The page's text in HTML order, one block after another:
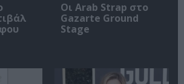
Οι Arab Strap στο
Gazarte Ground
Stage